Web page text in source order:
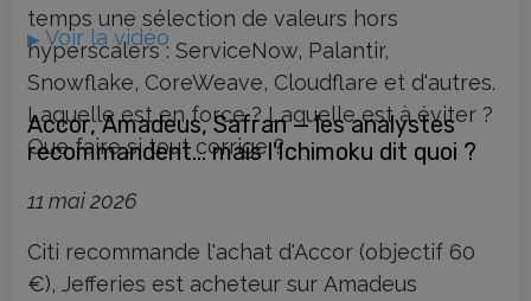
temps une sélection de valeurs hors
hyperscalers : ServiceNow, Palantir,
Snowflake, CoreWeave, Cloudflare et d'autres.
Laquelle est en force ? Laquelle est à éviter ?
Que faire si tout corrige ?
▶ Voir la vidéo
Accor, Amadeus, Safran — les analystes
recommandent… mais l'Ichimoku dit quoi ?
11 mai 2026
Citi recommande l'achat d'Accor (objectif 60
€), Jefferies est acheteur sur Amadeus